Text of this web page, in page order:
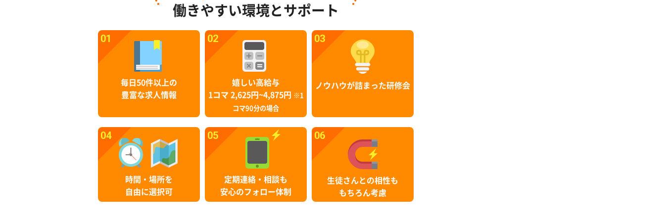
働きやすい環境とサポート
01
毎日50件以上の
豊富な求人情報
02
嬉しい高給与
1コマ 2,625円~4,875円
※1
コマ90分の場合
03
ノウハウが詰まった研修会
04
時間・場所を
自由に選択可
05
定期連絡・相談も
安心のフォロー体制
06
生徒さんとの相性も
もちろん考慮